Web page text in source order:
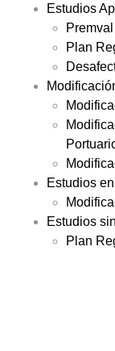
Estudios
Premval
Plan
Estudios
Estudios
Plan